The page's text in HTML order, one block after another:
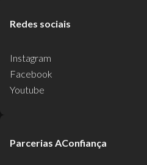
Redes sociais
Instagram
Facebook
Youtube
Parcerias AConfiança